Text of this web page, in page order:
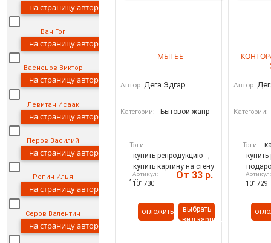
на страницу автора
Ван Гог
на страницу автора
Васнецов Виктор
на страницу автора
Левитан Исаак
на страницу автора
Перов Василий
на страницу автора
Репин Илья
на страницу автора
Серов Валентин
на страницу автора
МЫТЬЕ
Автор: Дега Эдгар
Категории: Бытовой жанр
Тэги:
купить репродукцию
,
купить картину на стену
, ...
Артикул:
101730
От 33 р.
отложить
выбрать
вид картины
Автор:
Категории:
Тэги:
Артикул:
101729